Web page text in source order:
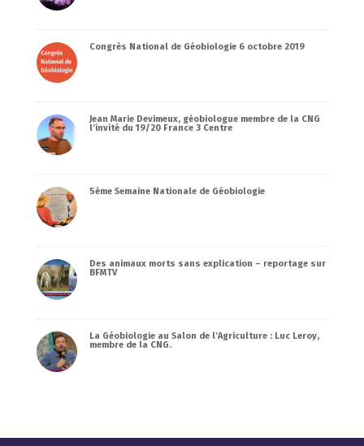
Congrès National de Géobiologie 6 octobre 2019
Jean Marie Devimeux, géobiologue membre de la CNG
l’invité du 19/20 France 3 Centre
5ème Semaine Nationale de Géobiologie
Des animaux morts sans explication – reportage sur
BFMTV
La Géobiologie au Salon de l’Agriculture : Luc Leroy,
membre de la CNG.